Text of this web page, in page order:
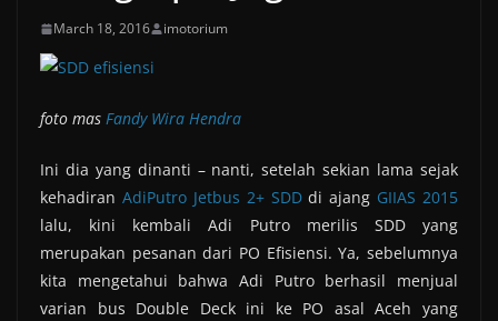
March 18, 2016 imotorium
foto mas Fandy Wira Hendra
Ini dia yang dinanti – nanti, setelah sekian lama sejak
kehadiran AdiPutro Jetbus 2+ SDDdi ajang GIIAS 2015
lalu, kini kembali Adi Putro merilis SDD yang
merupakan pesanan dari PO Efisiensi. Ya, sebelumnya
kita mengetahui bahwa Adi Putro berhasil menjual
varian bus Double Deck ini ke PO asal Aceh yang